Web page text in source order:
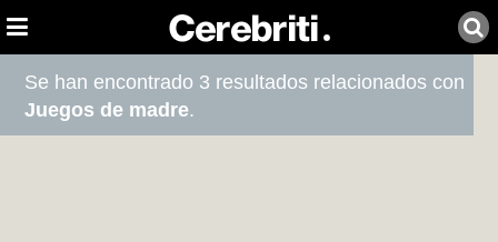
Se han encontrado 3 resultados relacionados con
Juegos de madre.